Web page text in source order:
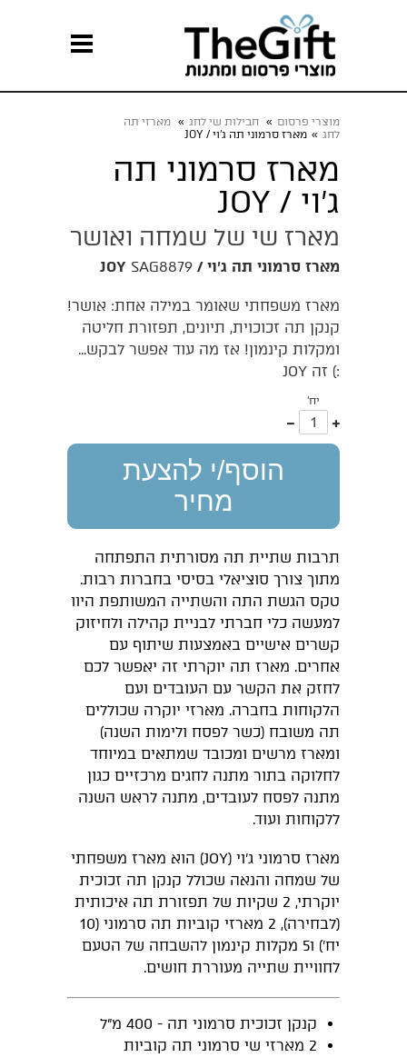
מוצרי פרסום » חבילות שי לחג » מארזי תה
לחג » מארז סרמוני תה ג'וי / JOY
מארז סרמוני תה
ג'וי / JOY
מארז שי של שמחה ואושר
מארז סרמוני תה ג'וי / JOY SAG8879
מארז משפחתי שאומר במילה אחת: אושר!
קנקן תה זכוכוית, תיונים, תפזורת חליטה
ומקלות קינמון! אז מה עוד אפשר לבקש...
:) זה JOY
יח'
עוד
אחד
הוסף/י להצעת
מחיר
תרבות שתיית תה מסורתית התפתחה
מתוך צורך סוציאלי בסיסי בחברות רבות.
טקס הגשת התה והשתייה המשותפת היוו
למעשה כלי חברתי לבניית קהילה ולחיזוק
קשרים אישיים באמצעות שיתוף עם
אחרים. מארז תה יוקרתי זה יאפשר לכם
לחזק את הקשר עם העובדים ועם
הלקוחות בחברה. מארזי יוקרה שכוללים
תה משובח (כשר לפסח ולימות השנה)
ומארז מרשים ומכובד שמתאים במיוחד
לחלוקה בתור מתנה לחגים מרכזיים כגון
מתנה לפסח לעובדים, מתנה לראש השנה
ללקוחות ועוד.
מארז סרמוני ג'וי (JOY) הוא מארז משפחתי
של שמחה והנאה שכולל קנקן תה זכוכית
יוקרתי, 2 שקיות של תפזורת תה איכותית
(לבחירה), 2 מארזי קוביות תה סרמוני (10
יח') ו5 מקלות קינמון להשבחה של הטעם
לחוויית שתייה מעוררת חושים.
קנקן זכוכית סרמוני תה - 400 מ"ל
2 מארזי שי סרמוני תה קוביות